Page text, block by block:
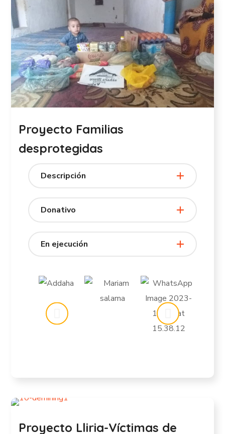
Proyecto Familias
desprotegidas
Descripción
Donativo
En ejecución
Proyecto Lliria-Víctimas de